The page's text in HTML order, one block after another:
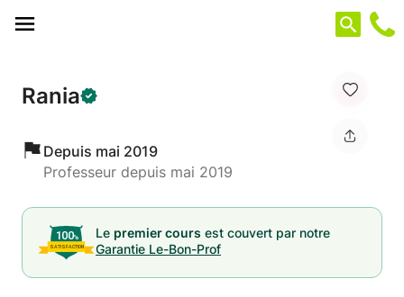
Rania
Depuis mai 2019
Professeur depuis mai 2019
Le premier cours est couvert par notre
Garantie Le-Bon-Prof